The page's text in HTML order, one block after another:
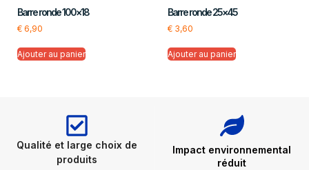
Barre ronde 100×18
€ 6,90
Ajouter au panier
Barre ronde 25×45
€3,60
Ajouter au panier
Qualité et large choix de
produits
Impact environnemental
réduit